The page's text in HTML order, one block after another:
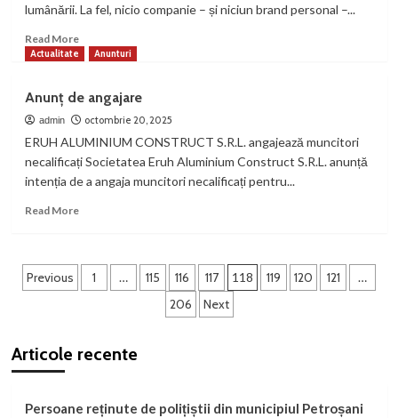
legi
în
justiție!”
Valea
Primarul
apel
public
către
Ilie
Bolojan:
diferiți
de
orașe!”
lumânării. La fel, nicio companie – și niciun brand personal –...
Read MoreRead
more
arhitect
al
afacerilor
de
succes,
Romulus
Altfel”
Actualitate Anunturi
Anunț de angajare
admin octombrie 20, 2025
ERUH ALUMINIUM CONSTRUCT S.R.L. angajează muncitori
necalificați Societatea Eruh Aluminium Construct S.R.L. anunță
intenția de a angaja muncitori necalificați pentru...
Read MoreRead
angajare
Paginație
Previous 1 … 115 116 117 118 119 120 121 …
206 Next
Articole recente
Persoane reținute de polițiștii din municipiul Petroșani